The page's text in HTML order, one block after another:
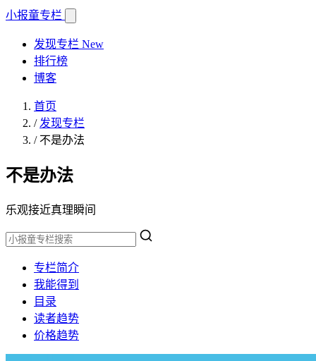
小报童专栏
发现专栏 New
排行榜
博客
首页
/ 发现专栏
/ 不是办法
不是办法
乐观接近真理瞬间
专栏简介
我能得到
目录
读者趋势
价格趋势